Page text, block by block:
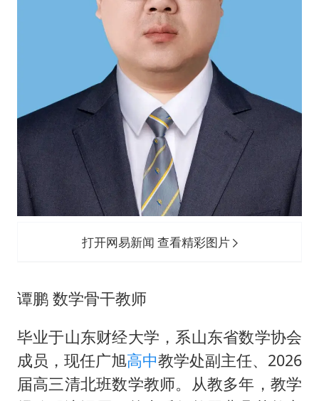
打开网易新闻 查看精彩图片
谭鹏 数学骨干教师
毕业于山东财经大学，系山东省数学协会
成员，现任广旭高中教学处副主任、2026
届高三清北班数学教师。从教多年，教学